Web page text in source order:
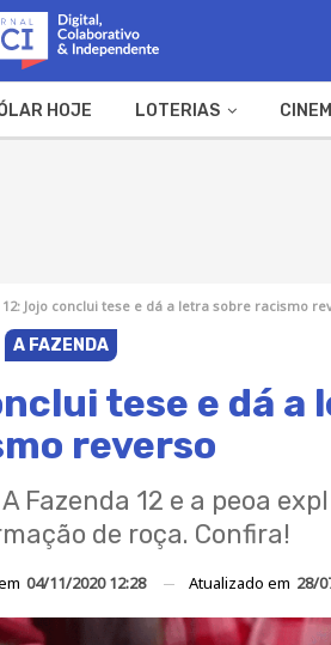
HOJE LOTERIAS
12: Jojo conclui tese e dá a letra sobre racismo
A FAZENDA
tese e dá a
reverso
12 e a peoa
de roça. Confira!
04/11/2020 12:28 Atualizado em 28/